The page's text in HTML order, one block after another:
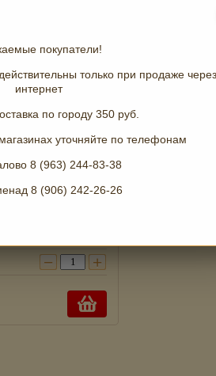
покупатели!
только при продаже через
интернет
по городу 350 руб.
уточняйте по телефонам
8 (963) 244-83-38
8 (906) 242-26-26
− +